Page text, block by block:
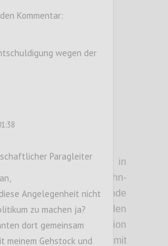
Einstiegstelle in
direkt auf die U-Bahn-
werden. Entsprechende
Wiener Linien wurden
In Jedlesee soll die Station
Freizeitzentrum mit
Kommentar:
wegen der
Paragleiter
Angelegenheit nicht
zu machen ja?
dort gemeinsam
meinem Gehstock und